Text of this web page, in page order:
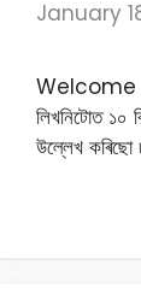
January
Welcome
লিখনিটোত ১০
উল্লেখ কৰিছো